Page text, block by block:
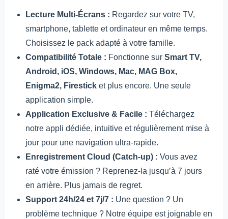
Lecture Multi-Écrans : Regardez sur votre TV,
smartphone, tablette et ordinateur en même temps.
Choisissez le pack adapté à votre famille.
Compatibilité Totale : Fonctionne sur Smart TV,
Android, iOS, Windows, Mac, MAG Box,
Enigma2, Firestick et plus encore. Une seule
application simple.
Application Exclusive & Facile : Téléchargez
notre appli dédiée, intuitive et régulièrement mise à
jour pour une navigation ultra-rapide.
Enregistrement Cloud (Catch-up) : Vous avez
raté votre émission ? Reprenez-la jusqu’à 7 jours
en arrière. Plus jamais de regret.
Support 24h/24 et 7j/7 : Une question ? Un
problème technique ? Notre équipe est joignable en